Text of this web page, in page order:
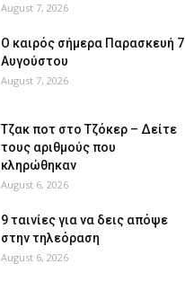
August 7, 2026
Ο καιρός σήμερα Παρασκευή 7
Αυγούστου
August 7, 2026
Tζακ ποτ στο Τζόκερ – Δείτε
τους αριθμούς που
κληρώθηκαν
August 6, 2026
9 ταινίες για να δεις απόψε
στην τηλεόραση
August 6, 2026